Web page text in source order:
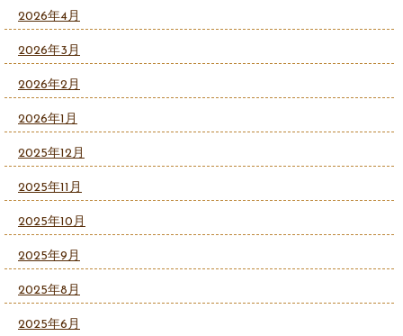
2026年4月
2026年3月
2026年2月
2026年1月
2025年12月
2025年11月
2025年10月
2025年9月
2025年8月
2025年6月